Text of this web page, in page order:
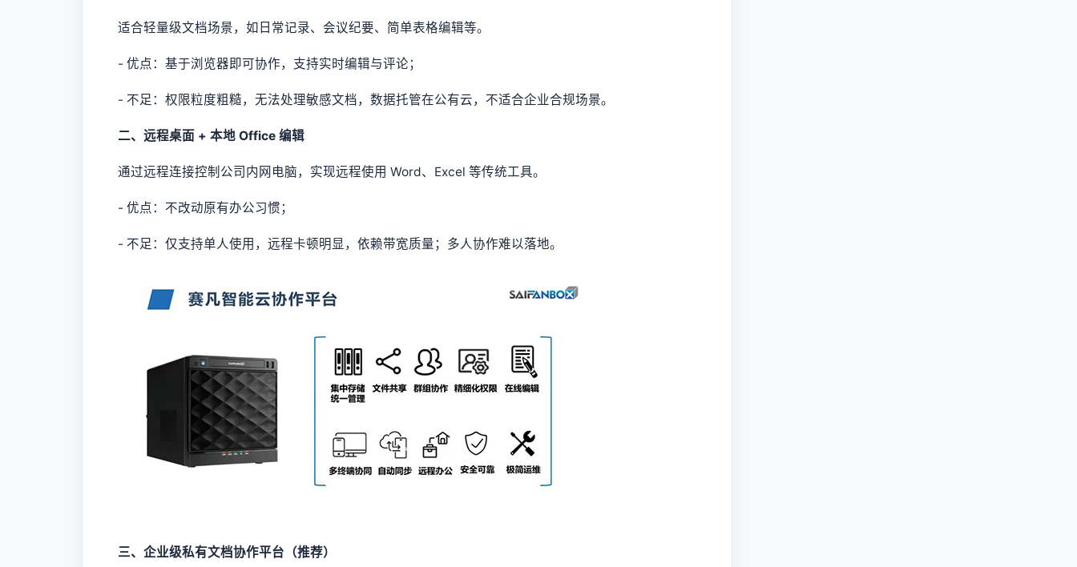
适合轻量级文档场景，如日常记录、会议纪要、简单表格编辑等。
- 优点：基于浏览器即可协作，支持实时编辑与评论；
- 不足：权限粒度粗糙，无法处理敏感文档，数据托管在公有云，不适合企业合规场景。
二、远程桌面 + 本地 Office 编辑
通过远程连接控制公司内网电脑，实现远程使用 Word、Excel 等传统工具。
- 优点：不改动原有办公习惯；
- 不足：仅支持单人使用，远程卡顿明显，依赖带宽质量；多人协作难以落地。
三、企业级私有文档协作平台（推荐）